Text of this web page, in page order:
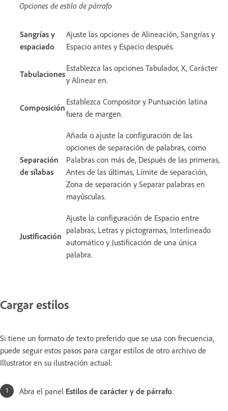
Opciones de estilo de párrafo
Sangrías y
espaciado
Ajuste las opciones de Alineación, Sangrías y
Espacio antes y Espacio después.
Tabulaciones
Establezca las opciones Tabulador, X, Carácter
y Alinear en.
Composición
Establezca Compositor y Puntuación latina
fuera de margen.
Separación
de sílabas
Añada o ajuste la configuración de las
opciones de separación de palabras, como
Palabras con más de, Después de las primeras,
Antes de las últimas, Límite de separación,
Zona de separación y Separar palabras en
mayúsculas.
Justificación
Ajuste la configuración de Espacio entre
palabras, Letras y pictogramas, Interlineado
automático y Justificación de una única
palabra.
Cargar estilos
Si tiene un formato de texto preferido que se usa con frecuencia,
puede seguir estos pasos para cargar estilos de otro archivo de
Illustrator en su ilustración actual:
Abra el panel Estilos de carácter y de párrafo.